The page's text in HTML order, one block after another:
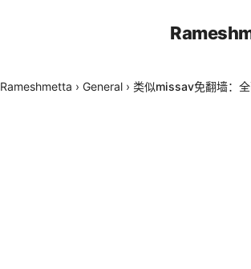
Rameshmetta › General › 类似missav免翻墙：